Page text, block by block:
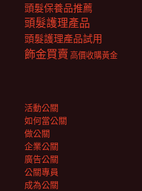
頭髮保養品推薦
頭髮護理產品
頭髮護理產品試用
飾金買賣 高價收購黃金
活動公關
如何當公關
做公關
企業公關
廣告公關
公關專員
成為公關